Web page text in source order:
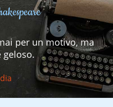
per un motivo, ma
geloso.